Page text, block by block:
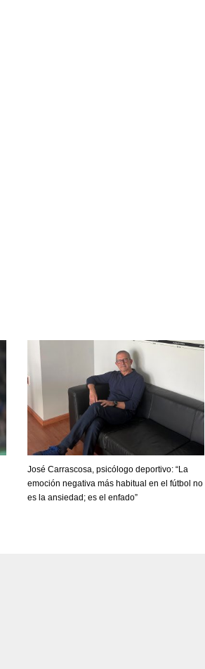
José Carrascosa, psicólogo deportivo: “La
emoción negativa más habitual en el fútbol no
es la ansiedad; es el enfado”